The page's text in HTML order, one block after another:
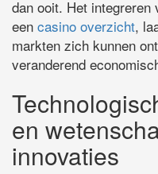
dan ooit. Het
een casino overzicht,
markten zich kunnen
veranderend
en
innovaties